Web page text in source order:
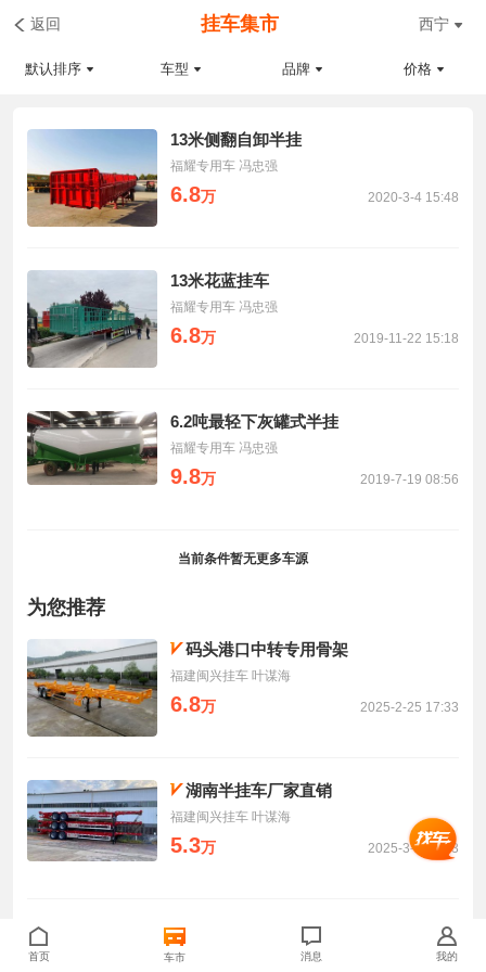
返回 挂车集市 西宁
默认排序 车型 品牌 价格
13米侧翻自卸半挂
福耀专用车 冯忠强
6.8万 2020-3-4 15:48
13米花蓝挂车
福耀专用车 冯忠强
6.8万 2019-11-22 15:18
6.2吨最轻下灰罐式半挂
福耀专用车 冯忠强
9.8万 2019-7-19 08:56
当前条件暂无更多车源
为您推荐
码头港口中转专用骨架
福建闽兴挂车 叶谋海
6.8万 2025-2-25 17:33
湖南半挂车厂家直销
福建闽兴挂车 叶谋海
5.3万 2025-3-2 08:43
福建省闽兴半挂车
福建闽兴挂车 叶谋海
首页 车市 消息 我的